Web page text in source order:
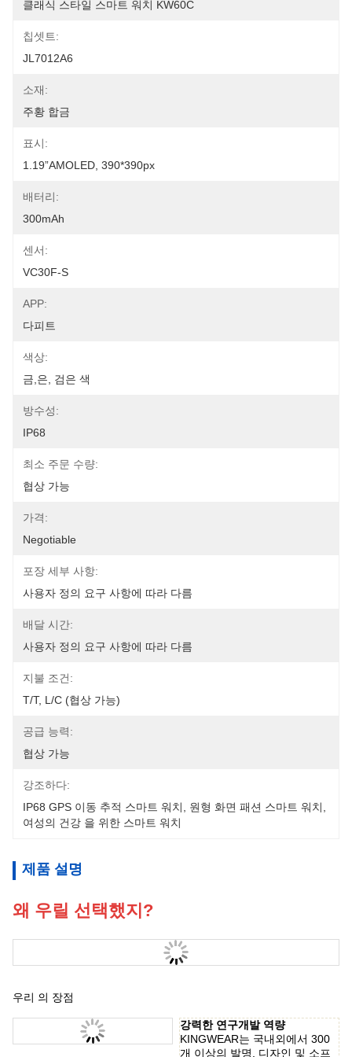
클래식 스타일 스마트 워치 KW60C
칩셋트:
JL7012A6
소재:
주황 합금
표시:
1.19”AMOLED, 390*390px
배터리:
300mAh
센서:
VC30F-S
APP:
다피트
색상:
금,은, 검은 색
방수성:
IP68
최소 주문 수량:
협상 가능
가격:
Negotiable
포장 세부 사항:
사용자 정의 요구 사항에 따라 다름
배달 시간:
사용자 정의 요구 사항에 따라 다름
지불 조건:
T/T, L/C (협상 가능)
공급 능력:
협상 가능
강조하다:
IP68 GPS 이동 추적 스마트 워치
원형 화면 패션 스마트 워치
여성의 건강 을 위한 스마트 워치
제품 설명
왜 우릴 선택했지?
우리 의 장점
강력한 연구개발 역량
KINGWEAR는 국내외에서 300
개 이상의 발명, 디자인 및 소프